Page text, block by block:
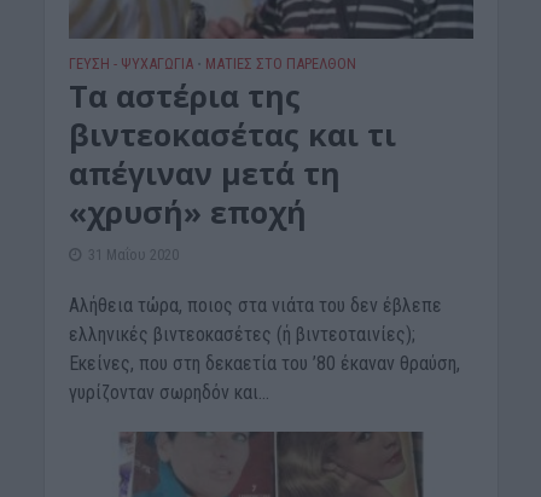
ΓΕΎΣΗ - ΨΥΧΑΓΩΓΊΑ • ΜΑΤΙΕΣ ΣΤΟ ΠΑΡΕΛΘΟΝ
Τα αστέρια της
βιντεοκασέτας και τι
απέγιναν μετά τη
«χρυσή» εποχή
31 Μαΐου 2020
Αλήθεια τώρα, ποιος στα νιάτα του δεν έβλεπε
ελληνικές βιντεοκασέτες (ή βιντεοταινίες);
Εκείνες, που στη δεκαετία του ’80 έκαναν θραύση,
γυρίζονταν σωρηδόν και...